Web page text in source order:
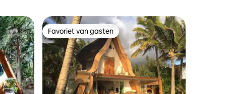
Favoriet van gasten
Favoriet van gasten